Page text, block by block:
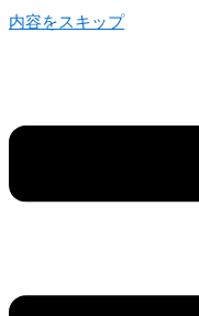
内容をスキップ